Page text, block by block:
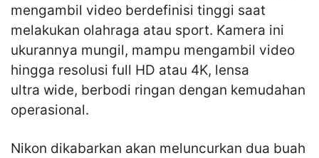
mengambil video berdefinisi tinggi saat
melakukan olahraga atau sport. Kamera ini
ukurannya mungil, mampu mengambil video
hingga resolusi full HD atau 4K, lensa
ultra wide, berbodi ringan dengan kemudahan
operasional.
Nikon dikabarkan akan meluncurkan dua buah